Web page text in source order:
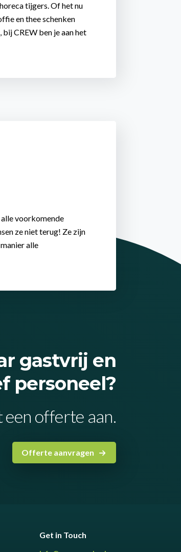
tijgers. Of het nu
en thee schenken
CREW ben je aan het
voorkomende
ze niet terug! Ze zijn
alle
gastvrij en
personeel?
offerte aan.
Offerte aanvragen
Get in Touch